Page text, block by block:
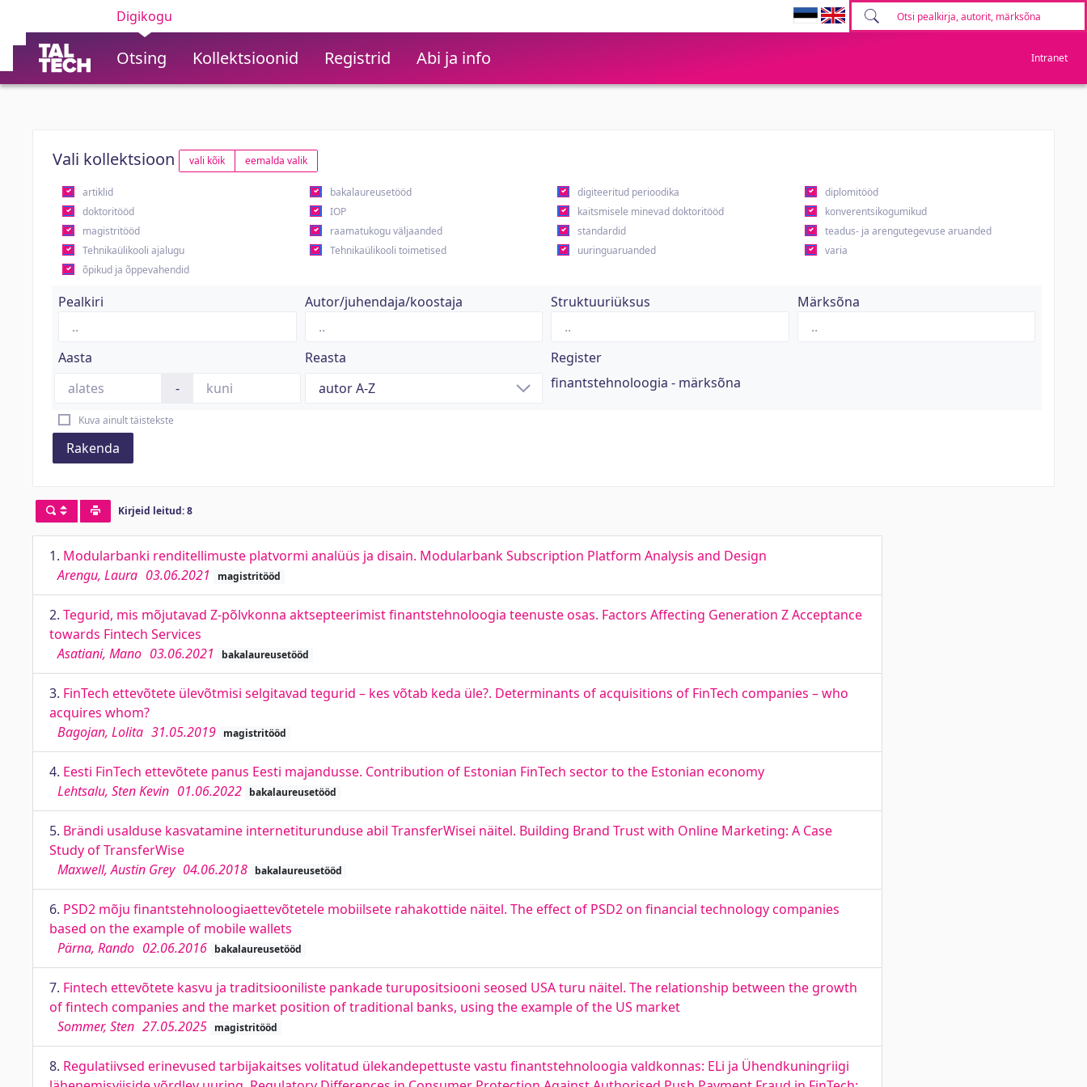
Digikogu
Otsing Kollektsioonid Registrid Abi ja info Intranet
Vali kollektsioon vali kõik eemalda valik
artiklid bakalaureusetööd digiteeritud perioodika
diplomitööd
doktoritööd
IOP kaitsmisele minevad doktoritööd
konverentsikogumikud
magistritööd
raamatukogu väljaanded standardid
teadus- ja arengutegevuse aruanded
Tehnikaülikooli ajalugu
Tehnikaülikooli toimetised uuringuaruanded
varia
õpikud ja õppevahendid
Pealkiri Autor/juhendaja/koostaja Struktuuriüksus Märksõna
Aasta
-
Reasta
Register
finantstehnoloogia - märksõna
Kuva ainult täistekste
Rakenda
Kirjeid leitud: 8
1. Modularbanki renditellimuste platvormi analüüs ja disain. Modularbank Subscription Platform Analysis and Design
Arengu, Laura 03.06.2021 magistritööd
2. Tegurid, mis mõjutavad Z-põlvkonna aktsepteerimist finantstehnoloogia teenuste osas. Factors Affecting Generation Z Acceptance
towards Fintech Services
Asatiani, Mano 03.06.2021 bakalaureusetööd
3. FinTech ettevõtete ülevõtmisi selgitavad tegurid – kes võtab keda üle?. Determinants of acquisitions of FinTech companies – who
acquires whom?
Bagojan, Lolita 31.05.2019 magistritööd
4. Eesti FinTech ettevõtete panus Eesti majandusse. Contribution of Estonian FinTech sector to the Estonian economy
Lehtsalu, Sten Kevin 01.06.2022 bakalaureusetööd
5. Brändi usalduse kasvatamine internetiturunduse abil TransferWisei näitel. Building Brand Trust with Online Marketing: A Case
Study of TransferWise
Maxwell, Austin Grey 04.06.2018 bakalaureusetööd
6. PSD2 mõju finantstehnoloogiaettevõtetele mobiilsete rahakottide näitel. The effect of PSD2 on financial technology companies
based on the example of mobile wallets
Pärna, Rando 02.06.2016 bakalaureusetööd
7. Fintech ettevõtete kasvu ja traditsiooniliste pankade turupositsiooni seosed USA turu näitel. The relationship between the growth
of fintech companies and the market position of traditional banks, using the example of the US market
Sommer, Sten 27.05.2025 magistritööd
8. Regulatiivsed erinevused tarbijakaitses volitatud ülekandepettuste vastu finantstehnoloogia valdkonnas: ELi ja Ühendkuningriigi